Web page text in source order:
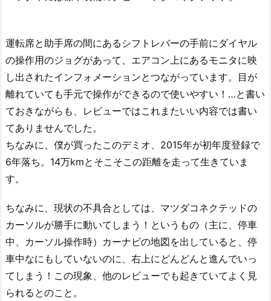
運転席と助手席の間にあるシフトレバーの手前にダイヤル
の操作用のジョグがあって、エアコン上にあるモニタに映
し出されたインフォメーションとつながっています。目が
離れていても手元で操作ができるので使いやすい！…と書い
ておきながらも、レビューではこれまたいい内容では書い
てありませんでした。
ちなみに、僕が買ったこのデミオ、2015年が初年度登録で
6年落ち。14万kmとそこそこの距離を走って生きていま
す。
ちなみに、現状の不具合としては、マツダコネクテッドの
カーソルが勝手に動いてしまう！というもの（主に、停車
中、カーソル操作時）カーナビの地図を出していると、停
車中なにもしていないのに、右上にどんどんと進んでいっ
てしまう！この現象、他のレビューでも起きていてよく見
られるとのこと。